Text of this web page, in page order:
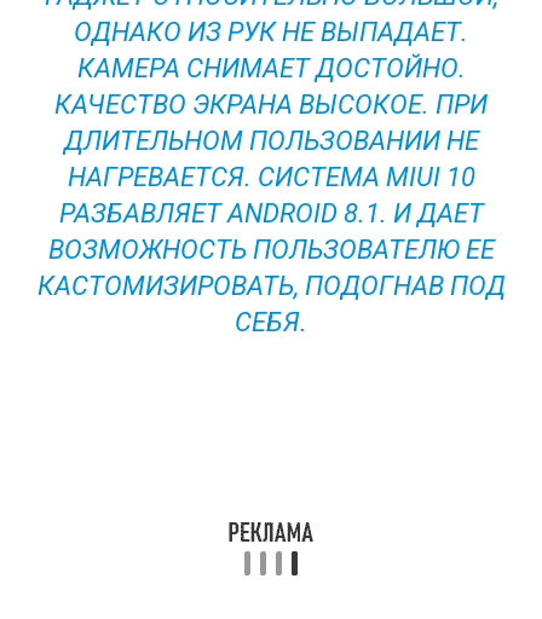
ОДНАКО ИЗ РУК НЕ ВЫПАДАЕТ.
КАМЕРА СНИМАЕТ ДОСТОЙНО.
КАЧЕСТВО ЭКРАНА ВЫСОКОЕ. ПРИ
ДЛИТЕЛЬНОМ ПОЛЬЗОВАНИИ НЕ
НАГРЕВАЕТСЯ. СИСТЕМА MIUI 10
РАЗБАВЛЯЕТ ANDROID 8.1. И ДАЕТ
ВОЗМОЖНОСТЬ ПОЛЬЗОВАТЕЛЮ ЕЕ
КАСТОМИЗИРОВАТЬ, ПОДОГНАВ ПОД
СЕБЯ.